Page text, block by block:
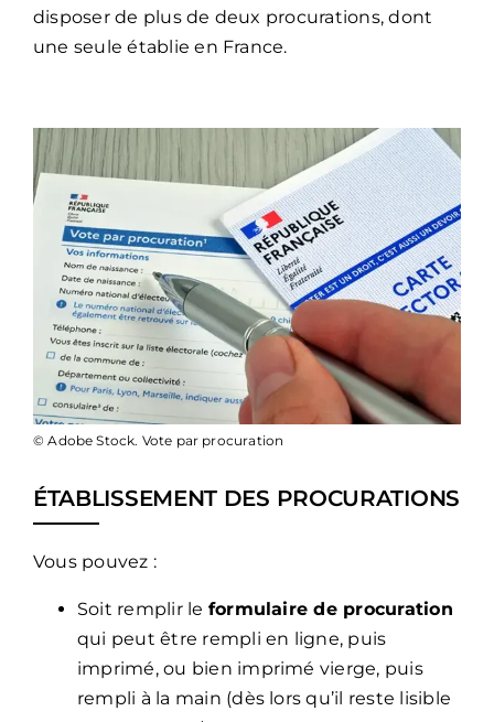
disposer de plus de deux procurations, dont
une seule établie en France.
© Adobe Stock. Vote par procuration
ÉTABLISSEMENT DES PROCURATIONS
Vous pouvez :
Soit remplir le formulaire de procuration
qui peut être rempli en ligne, puis
imprimé, ou bien imprimé vierge, puis
rempli à la main (dès lors qu’il reste lisible